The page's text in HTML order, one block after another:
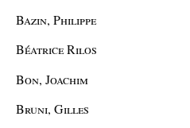
Bazin, Philippe
Béatrice Rilos
Bon, Joachim
Bruni, Gilles